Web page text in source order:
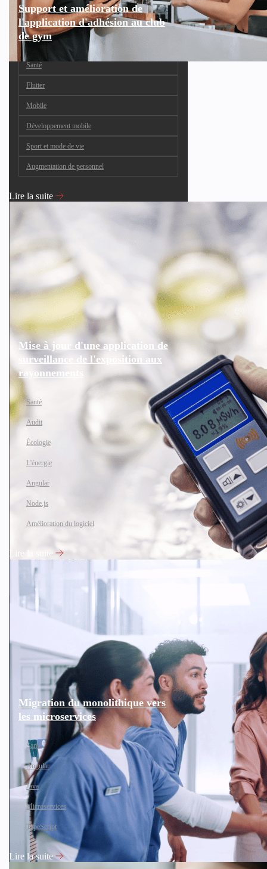
Support et amélioration de
l'application d'adhésion au club
de gym
Santé
Flutter
Mobile
Développement mobile
Sport et mode de vie
Augmentation de personnel
Lire la suite
Mise à jour d'une application de
surveillance de l'exposition aux
rayonnements
Santé
Audit
Écologie
L'énergie
Angular
Node.js
Amélioration du logiciel
Lire la suite
Migration du monolithique vers
les microservices
Santé
Angular
Java
Microservices
TypeScript
Lire la suite